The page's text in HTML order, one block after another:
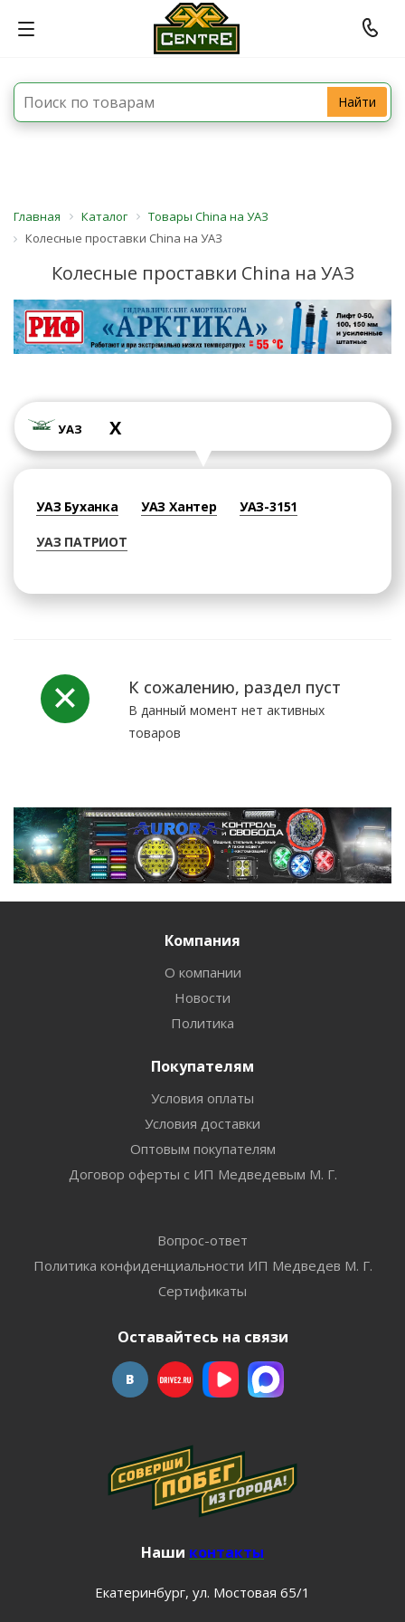
Найти
Главная Каталог
Товары China на УАЗ
Колесные проставки China на УАЗ
Колесные проставки China на УАЗ
УАЗ X
УАЗ Буханка УАЗ Хантер УАЗ-3151
УАЗ ПАТРИОТ
К сожалению, раздел пуст
В данный момент нет активных
товаров
Компания
О компании
Новости
Политика
Покупателям
Условия оплаты
Условия доставки
Оптовым покупателям
Договор оферты с ИП Медведевым М. Г.
Вопрос-ответ
Политика конфиденциальности ИП Медведев М. Г.
Сертификаты
Оставайтесь на связи
Наши контакты
Екатеринбург, ул. Мостовая 65/1